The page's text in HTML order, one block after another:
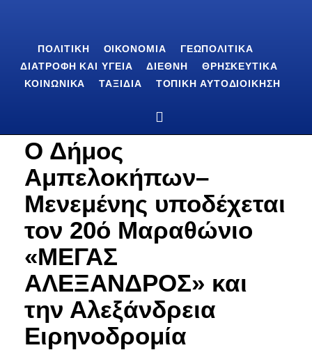
ΠΟΛΙΤΙΚΉ ΟΙΚΟΝΟΜΊΑ
ΓΕΩΠΟΛΙΤΙΚΆ
ΔΙΑΤΡΟΦΉ ΚΑΙ ΥΓΕΊΑ
ΔΙΕΘΝΉ
ΘΡΗΣΚΕΥΤΙΚΆ
ΚΟΙΝΩΝΙΚΆ
ΤΑΞΊΔΙΑ ΤΟΠΙΚΉ ΑΥΤΟΔΙΟΊΚΗΣΗ
Ο Δήμος
Αμπελοκήπων–
Μενεμένης υποδέχεται
τον 20ό Μαραθώνιο
«ΜΕΓΑΣ
ΑΛΕΞΑΝΔΡΟΣ» και
την Αλεξάνδρεια
Ειρηνοδρομία